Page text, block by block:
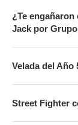
¿Te
Jack por
Velada del Año
Street Fighter